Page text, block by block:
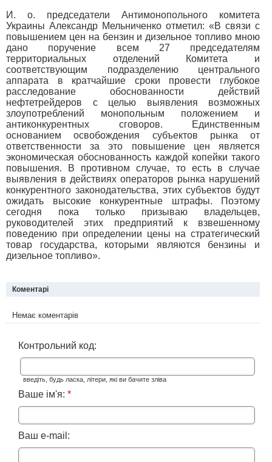
И. о. председатели Антимонопольного комитета
Украины Александр Мельниченко отметил: «В связи с
повышением цен на бензин и дизельное топливо мною
дано поручение всем 27 председателям
территориальных отделений Комитета и
соответствующим подразделению центрального
аппарата в кратчайшие сроки провести глубокое
расследование обоснованности действий
нефтетрейдеров с целью выявления возможных
злоупотреблений монопольным положением и
антиконкурентных сговоров. Единственным
основанием освобождения субъектов рынка от
ответственности за это повышение цен является
экономическая обоснованность каждой копейки такого
повышения. В противном случае, то есть в случае
выявления в действиях операторов рынка нарушений
конкурентного законодательства, этих субъектов будут
ожидать высокие конкурентные штрафы. Поэтому
сегодня пока только призываю владельцев,
руководителей этих предприятий к взвешенному
поведению при определении цены на стратегический
товар государства, которыми являются бензины и
дизельное топливо».
Коментарі
Немає коментарів
Контрольний код:
введіть, будь ласка, літери, які ви бачите зліва
Ваше ім'я: *
Ваш e-mail: